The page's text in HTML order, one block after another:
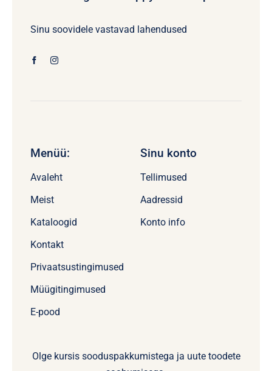
Sinu soovidele vastavad lahendused
Menüü:
Avaleht
Meist
Kataloogid
Kontakt
Privaatsustingimused
Müügitingimused
E-pood
Sinu konto
Tellimused
Aadressid
Konto info
Olge kursis sooduspakkumistega ja uute toodete